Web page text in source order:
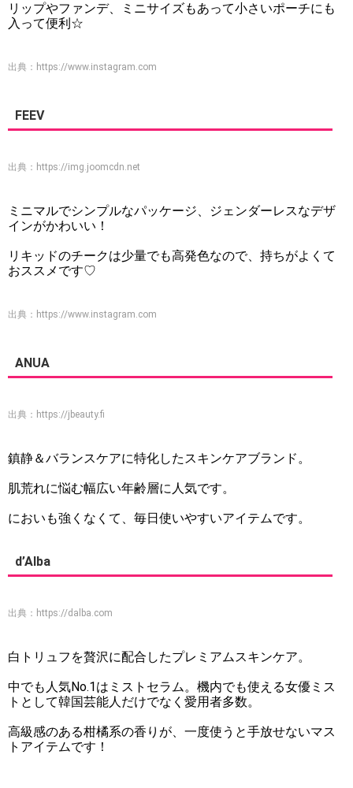
リップやファンデ、ミニサイズもあって小さいポーチにも
入って便利☆
出典： https://www.instagram.com
FEEV
出典： https://img.joomcdn.net
ミニマルでシンプルなパッケージ、ジェンダーレスなデザ
インがかわいい！
リキッドのチークは少量でも高発色なので、持ちがよくて
おススメです♡
出典： https://www.instagram.com
ANUA
出典： https://jbeauty.fi
鎮静＆バランスケアに特化したスキンケアブランド。
肌荒れに悩む幅広い年齢層に人気です。
においも強くなくて、毎日使いやすいアイテムです。
d’Alba
出典： https://dalba.com
白トリュフを贅沢に配合したプレミアムスキンケア。
中でも人気No.1はミストセラム。機内でも使える女優ミス
トとして韓国芸能人だけでなく愛用者多数。
高級感のある柑橘系の香りが、一度使うと手放せないマス
トアイテムです！